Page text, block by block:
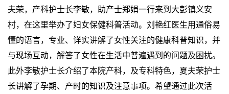
夫荣，产科护士长李敏，助产士郑娟一行来到大彭镇义安
村，在这里举办了妇女保健科普活动。刘艳红医生用通俗易
懂的语言，专业、详实讲解了女性关注的健康科普知识，并
与现场互动，解答了女性在生活中普遍遇到的问题及困扰。
此外李敏护士长介绍了本院产科，及专科特色，夏夫荣护士
长讲解了孕期、产时的知识及注意事项。希望通过此次活